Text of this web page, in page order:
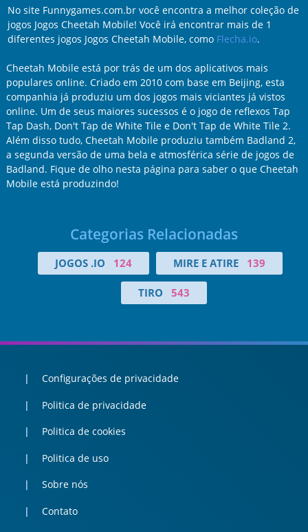
No site Funnygames.com.br você encontra a melhor coleção de
jogos Jogos Cheetah Mobile! Você irá encontrar mais de 1
diferentes jogos Jogos Cheetah Mobile, como Flecha.io.
Cheetah Mobile está por trás de um dos aplicativos mais
populares online. Criado em 2010 com base em Beijing, esta
companhia já produziu um dos jogos mais viciantes já vistos
online. Um de seus maiores sucessos é o jogo de reflexos Tap
Tap Dash, Don't Tap de White Tile e Don't Tap de White Tile 2.
Além disso tudo, Cheetah Mobile produziu também Badland 2,
a segunda versão de uma bela e atmosférica série de jogos de
Badland. Fique de olho nesta página para saber o que Cheetah
Mobile está produzindo!
Categorias Relacionadas
JOGOS .IO 124 MIRE E ATIRE 139
TIRO 543
Configurações de privacidade
Politica de privacidade
Politica de cookies
Politica de uso
Sobre nós
Contato